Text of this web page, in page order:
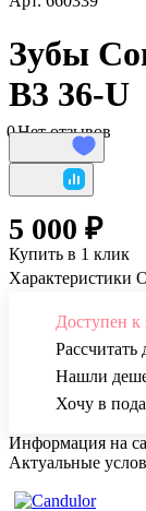
Зубы
B3 36-U
0Нет отзывов
5 000 ₽
Купить в 1 клик
Характеристики
Доступен к
Рассчитать
Нашли
Хочу в
Информация на
Актуальные